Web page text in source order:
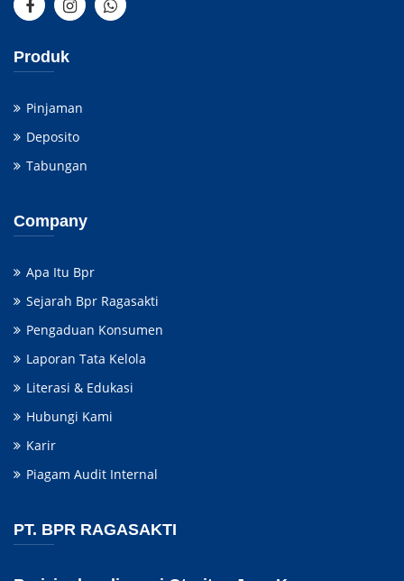
Produk
Pinjaman
Deposito
Tabungan
Company
Apa Itu Bpr
Sejarah Bpr Ragasakti
Pengaduan Konsumen
Laporan Tata Kelola
Literasi & Edukasi
Hubungi Kami
Karir
Piagam Audit Internal
PT. BPR RAGASAKTI